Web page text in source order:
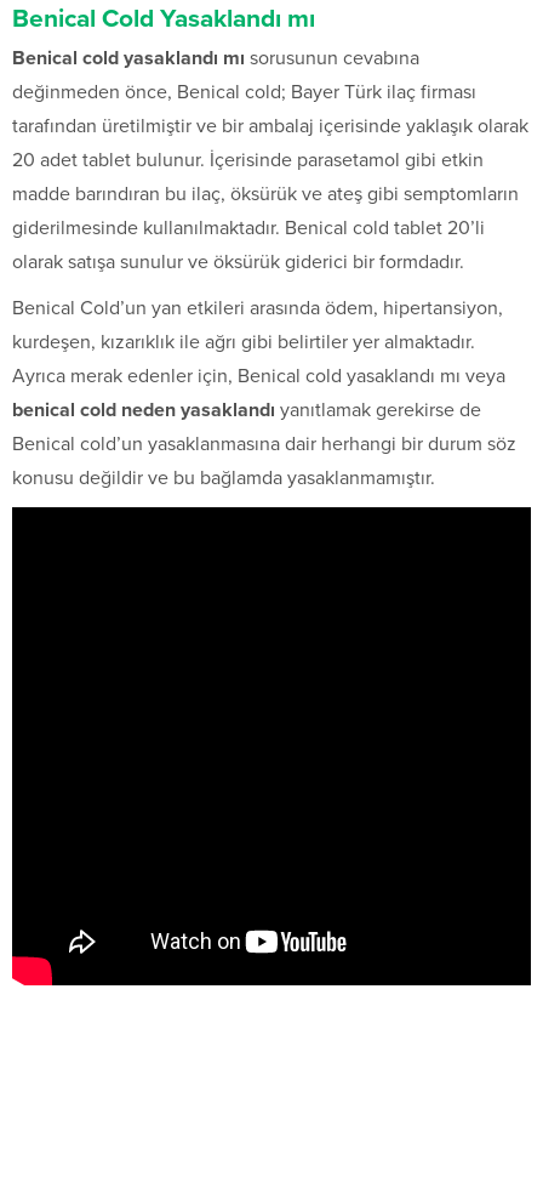
Benical Cold Yasaklandı mı
Benical cold yasaklandı mı sorusunun cevabına
değinmeden önce, Benical cold; Bayer Türk ilaç firması
tarafından üretilmiştir ve bir ambalaj içerisinde yaklaşık olarak
20 adet tablet bulunur. İçerisinde parasetamol gibi etkin
madde barındıran bu ilaç, öksürük ve ateş gibi semptomların
giderilmesinde kullanılmaktadır. Benical cold tablet 20’li
olarak satışa sunulur ve öksürük giderici bir formdadır.
Benical Cold’un yan etkileri arasında ödem, hipertansiyon,
kurdeşen, kızarıklık ile ağrı gibi belirtiler yer almaktadır.
Ayrıca merak edenler için, Benical cold yasaklandı mı veya
benical cold neden yasaklandı yanıtlamak gerekirse de
Benical cold’un yasaklanmasına dair herhangi bir durum söz
konusu değildir ve bu bağlamda yasaklanmamıştır.